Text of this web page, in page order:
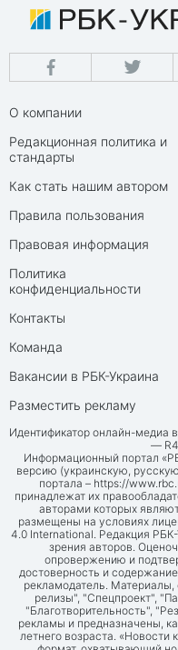
О компании
Редакционная политика и
стандарты
Как стать нашим автором
Правила пользования
Правовая информация
Политика
конфиденциальности
Контакты
Команда
Вакансии в РБК-Украина
Разместить рекламу
Идентификатор онлайн-медиа
—
Информационный портал
версию (украинскую,
портала – https://
принадлежат их
авторами которых
размещены на условиях
4.0 International. Редакция
зрения авторов.
опровержению и
достоверность и
рекламодатель.
релизы", "Спецпроект",
"Благотворительность",
рекламы и предназначены,
летнего возраста.